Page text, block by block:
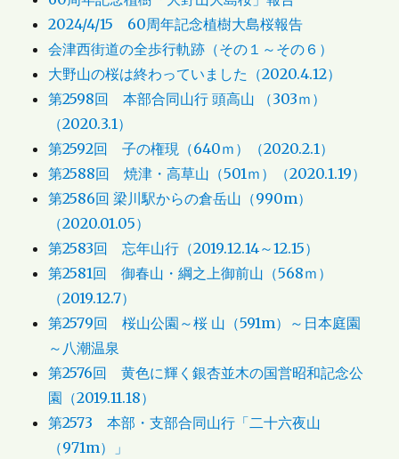
2024/4/15 60周年記念植樹大島桜報告
会津西街道の全歩行軌跡（その１～その６）
大野山の桜は終わっていました（2020.4.12）
第2598回 本部合同山行 頭高山 （303ｍ）
（2020.3.1）
第2592回 子の権現（640ｍ）（2020.2.1）
第2588回 焼津・高草山（501ｍ）（2020.1.19）
第2586回 梁川駅からの倉岳山（990m）
（2020.01.05）
第2583回 忘年山行（2019.12.14～12.15）
第2581回 御春山・綱之上御前山（568ｍ）
（2019.12.7）
第2579回 桜山公園～桜 山（591m）～日本庭園
～八潮温泉
第2576回 黄色に輝く銀杏並木の国営昭和記念公
園（2019.11.18）
第2573 本部・支部合同山行「二十六夜山
（971m）」